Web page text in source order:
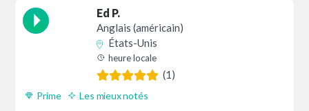
Ed P.
Anglais (américain)
États-Unis
heure locale
(1)
Prime Les mieux notés